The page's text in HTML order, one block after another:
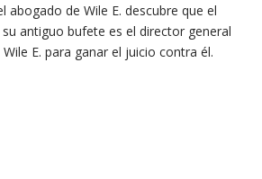
abogado de Wile E. descubre que el
antiguo bufete es el director general
E. para ganar el juicio contra él.